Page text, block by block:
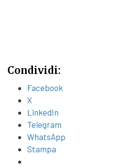
Condividi:
Facebook
X
LinkedIn
Telegram
WhatsApp
Stampa